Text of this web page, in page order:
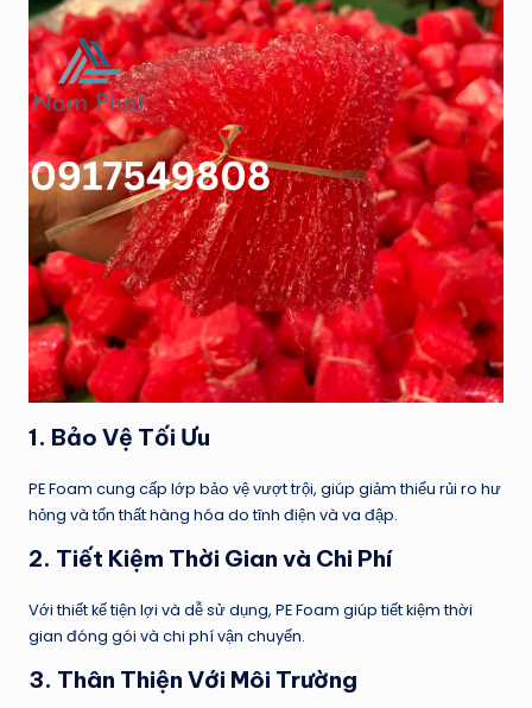
1. Bảo Vệ Tối Ưu
PE Foam cung cấp lớp bảo vệ vượt trội, giúp giảm thiểu rủi ro hư
hỏng và tổn thất hàng hóa do tĩnh điện và va đập.
2. Tiết Kiệm Thời Gian và Chi Phí
Với thiết kế tiện lợi và dễ sử dụng, PE Foam giúp tiết kiệm thời
gian đóng gói và chi phí vận chuyển.
3. Thân Thiện Với Môi Trường